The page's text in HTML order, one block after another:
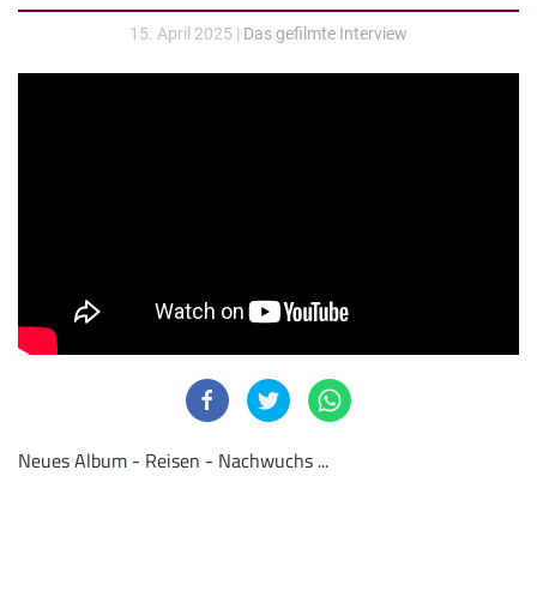
15. April 2025 | Das gefilmte Interview
Neues Album - Reisen - Nachwuchs ...